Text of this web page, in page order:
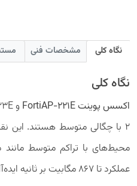
نگاه کلی مشخصات فنی
نگاه کلی
اکسس پوینت FortiAP-221E
2 با چگالی متوسط ​​هستند. این
محیط‌های با تراکم متوسط
عملکرد تا 867 مگابیت بر ثانیه ایده‌آل هستند.